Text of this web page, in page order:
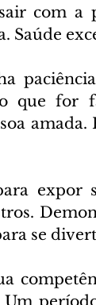
com a
Saúde
que for
expor
se